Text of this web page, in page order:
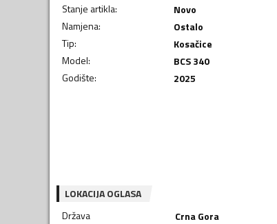
Stanje artikla:
Novo
Namjena:
Ostalo
Tip:
Kosačice
Model:
BCS 340
Godište: 2025
LOKACIJA OGLASA
Država
Crna Gora